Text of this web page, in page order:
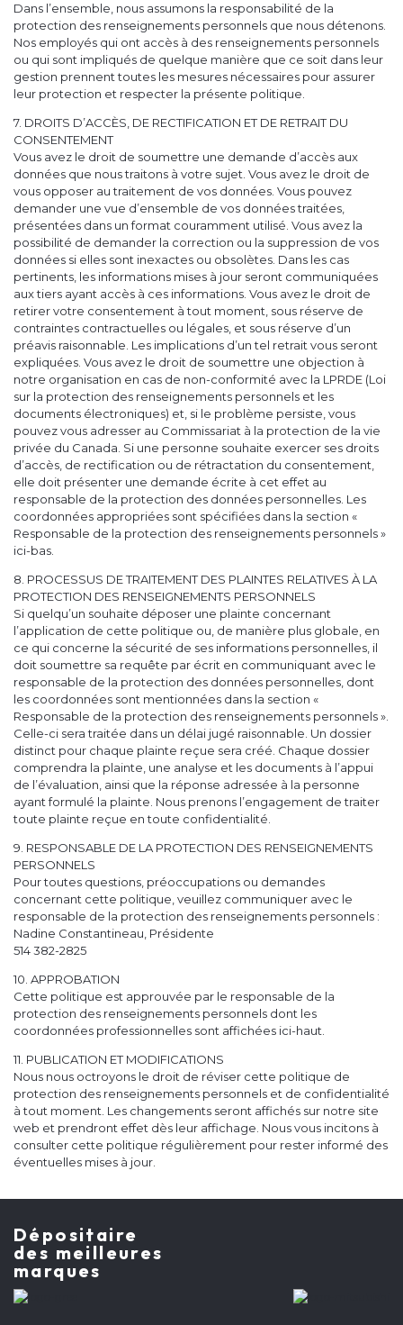
Dans l’ensemble, nous assumons la responsabilité de la
protection des renseignements personnels que nous détenons.
Nos employés qui ont accès à des renseignements personnels
ou qui sont impliqués de quelque manière que ce soit dans leur
gestion prennent toutes les mesures nécessaires pour assurer
leur protection et respecter la présente politique.
7. DROITS D’ACCÈS, DE RECTIFICATION ET DE RETRAIT DU
CONSENTEMENT
Vous avez le droit de soumettre une demande d’accès aux
données que nous traitons à votre sujet. Vous avez le droit de
vous opposer au traitement de vos données. Vous pouvez
demander une vue d’ensemble de vos données traitées,
présentées dans un format couramment utilisé. Vous avez la
possibilité de demander la correction ou la suppression de vos
données si elles sont inexactes ou obsolètes. Dans les cas
pertinents, les informations mises à jour seront communiquées
aux tiers ayant accès à ces informations. Vous avez le droit de
retirer votre consentement à tout moment, sous réserve de
contraintes contractuelles ou légales, et sous réserve d’un
préavis raisonnable. Les implications d’un tel retrait vous seront
expliquées. Vous avez le droit de soumettre une objection à
notre organisation en cas de non-conformité avec la LPRDE (Loi
sur la protection des renseignements personnels et les
documents électroniques) et, si le problème persiste, vous
pouvez vous adresser au Commissariat à la protection de la vie
privée du Canada. Si une personne souhaite exercer ses droits
d’accès, de rectification ou de rétractation du consentement,
elle doit présenter une demande écrite à cet effet au
responsable de la protection des données personnelles. Les
coordonnées appropriées sont spécifiées dans la section «
Responsable de la protection des renseignements personnels »
ici-bas.
8. PROCESSUS DE TRAITEMENT DES PLAINTES RELATIVES À LA
PROTECTION DES RENSEIGNEMENTS PERSONNELS
Si quelqu’un souhaite déposer une plainte concernant
l’application de cette politique ou, de manière plus globale, en
ce qui concerne la sécurité de ses informations personnelles, il
doit soumettre sa requête par écrit en communiquant avec le
responsable de la protection des données personnelles, dont
les coordonnées sont mentionnées dans la section «
Responsable de la protection des renseignements personnels ».
Celle-ci sera traitée dans un délai jugé raisonnable. Un dossier
distinct pour chaque plainte reçue sera créé. Chaque dossier
comprendra la plainte, une analyse et les documents à l’appui
de l’évaluation, ainsi que la réponse adressée à la personne
ayant formulé la plainte. Nous prenons l’engagement de traiter
toute plainte reçue en toute confidentialité.
9. RESPONSABLE DE LA PROTECTION DES RENSEIGNEMENTS
PERSONNELS
Pour toutes questions, préoccupations ou demandes
concernant cette politique, veuillez communiquer avec le
responsable de la protection des renseignements personnels :
Nadine Constantineau, Présidente
514 382-2825
10. APPROBATION
Cette politique est approuvée par le responsable de la
protection des renseignements personnels dont les
coordonnées professionnelles sont affichées ici-haut.
11. PUBLICATION ET MODIFICATIONS
Nous nous octroyons le droit de réviser cette politique de
protection des renseignements personnels et de confidentialité
à tout moment. Les changements seront affichés sur notre site
web et prendront effet dès leur affichage. Nous vous incitons à
consulter cette politique régulièrement pour rester informé des
éventuelles mises à jour.
Dépositaire
des meilleures
marques